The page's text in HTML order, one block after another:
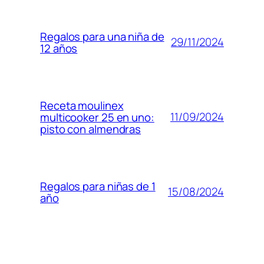
Regalos para una niña de
12 años 29/11/2024
Receta moulinex
multicooker 25 en uno:
pisto con almendras
11/09/2024
Regalos para niñas de 1
año 15/08/2024